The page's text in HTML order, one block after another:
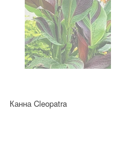
Канна Cleopatra